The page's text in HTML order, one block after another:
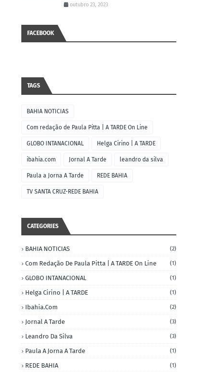
outubro 23, 2023
FACEBOOK
TAGS
BAHIA NOTICIAS
Com redação de Paula Pitta | A TARDE On Line
GLOBO INTANACIONAL Helga Cirino | A TARDE
ibahia.com Jornal A Tarde leandro da silva
Paula a Jorna A Tarde REDE BAHIA
TV SANTA CRUZ-REDE BAHIA
CATEGORIES
BAHIA NOTICIAS (2)
Com Redação De Paula Pitta | A TARDE On Line (1)
GLOBO INTANACIONAL (1)
Helga Cirino | A TARDE (1)
Ibahia.com (2)
Jornal A Tarde (3)
Leandro Da Silva (3)
Paula A Jorna A Tarde (1)
REDE BAHIA (1)